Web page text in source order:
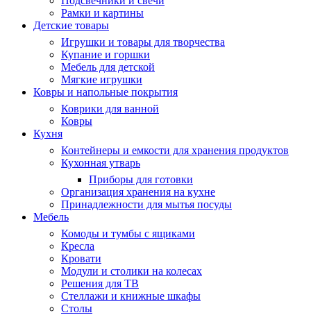
Рамки и картины
Детские товары
Игрушки и товары для творчества
Купание и горшки
Мебель для детской
Мягкие игрушки
Ковры и напольные покрытия
Коврики для ванной
Ковры
Кухня
Контейнеры и емкости для хранения продуктов
Кухонная утварь
Приборы для готовки
Организация хранения на кухне
Принадлежности для мытья посуды
Мебель
Комоды и тумбы с ящиками
Кресла
Кровати
Модули и столики на колесах
Решения для ТВ
Стеллажи и книжные шкафы
Столы